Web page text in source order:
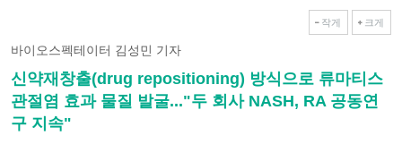
작게 크게
바이오스펙테이터 김성민 기자
신약재창출(drug repositioning) 방식으로 류마티스
관절염 효과 물질 발굴..."두 회사 NASH, RA 공동연
구 지속"